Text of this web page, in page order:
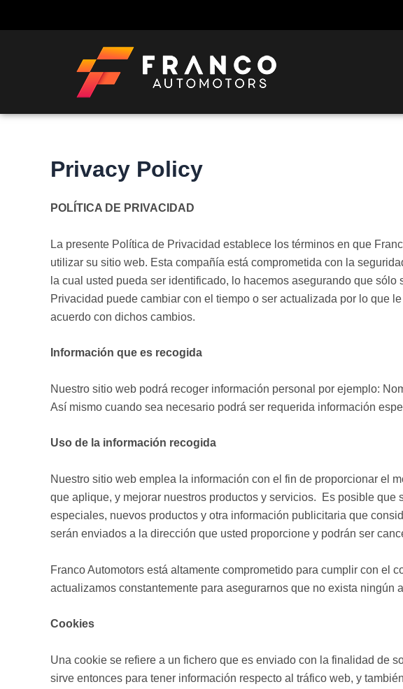
Privacy Policy
POLÍTICA DE PRIVACIDAD
La presente Política de Privacidad establece los términos en que
utilizar su sitio web. Esta compañía está comprometida con la
la cual usted pueda ser identificado, lo hacemos asegurando que
Privacidad puede cambiar con el tiempo o ser actualizada por lo que
acuerdo con dichos cambios.
Información que es recogida
Nuestro sitio web podrá recoger información personal por ejemplo:
Así mismo cuando sea necesario podrá ser requerida información
Uso de la información recogida
Nuestro sitio web emplea la información con el fin de proporcionar el
que aplique, y mejorar nuestros productos y servicios. Es posible
especiales, nuevos productos y otra información publicitaria que
serán enviados a la dirección que usted proporcione y podrán ser
Franco Automotors está altamente comprometido para cumplir con el
actualizamos constantemente para asegurarnos que no exista ningún
Cookies
Una cookie se refiere a un fichero que es enviado con la finalidad de
sirve entonces para tener información respecto al tráfico web, y